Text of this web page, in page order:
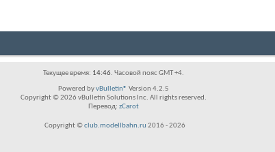
Текущее время: 14:46. Часовой пояс GMT +4.
Powered byvBulletin® Version 4.2.5
Copyright © 2026 vBulletin Solutions Inc. All rights reserved.
Перевод: zCarot
Copyright ©club.modellbahn.ru 2016 -2026